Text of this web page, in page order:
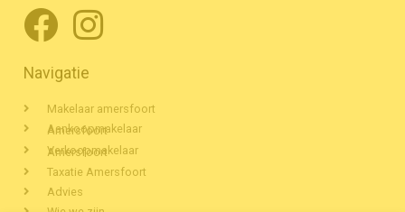
Navigatie
Makelaar amersfoort
Aankoopmakelaar Amersfoort
Verkoopmakelaar Amersfoort
Taxatie Amersfoort
Advies